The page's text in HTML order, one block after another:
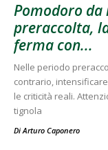
Pomodoro
preraccolta,
ferma con...
Nelle periodo
contrario,
le criticità reali.
tignola
DiArturo Caponero